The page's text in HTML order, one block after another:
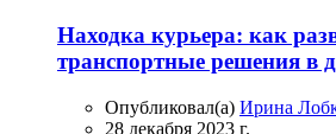
Находка курьера: как
транспортные решения в
Опубликовал(а) Ирина
28 декабря 2023 г.